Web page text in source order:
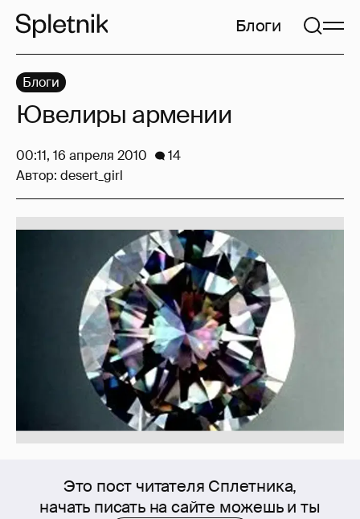
Блоги
Это пост читателя Сплетника,
начать писать на сайте можешь и ты
Блоги
Ювелиры армении
00:11, 16 апреля 2010
14
Автор: desert_girl